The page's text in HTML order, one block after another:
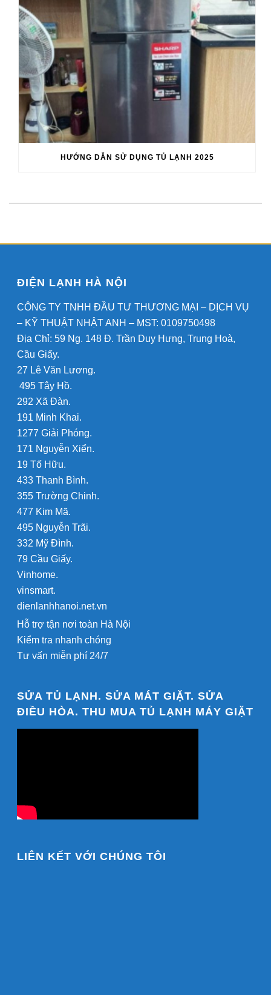
HƯỚNG DẪN SỬ DỤNG TỦ LẠNH 2025
ĐIỆN LẠNH HÀ NỘI
CÔNG TY TNHH ĐẦU TƯ THƯƠNG MẠI – DỊCH VỤ
– KỸ THUẬT NHẬT ANH – MST: 0109750498
Địa Chỉ: 59 Ng. 148 Đ. Trần Duy Hưng, Trung Hoà,
Cầu Giấy.
27 Lê Văn Lương.
495 Tây Hồ.
292 Xã Đàn.
191 Minh Khai.
1277 Giải Phóng.
171 Nguyễn Xiển.
19 Tố Hữu.
433 Thanh Bình.
355 Trường Chinh.
477 Kim Mã.
495 Nguyễn Trãi.
332 Mỹ Đình.
79 Cầu Giấy.
Vinhome.
vinsmart.
dienlanhhanoi.net.vn
Hỗ trợ tận nơi toàn Hà Nội
Kiểm tra nhanh chóng
Tư vấn miễn phí 24/7
SỬA TỦ LẠNH. SỬA MÁT GIẶT. SỬA
ĐIỀU HÒA. THU MUA TỦ LẠNH MÁY GIẶT
LIÊN KẾT VỚI CHÚNG TÔI